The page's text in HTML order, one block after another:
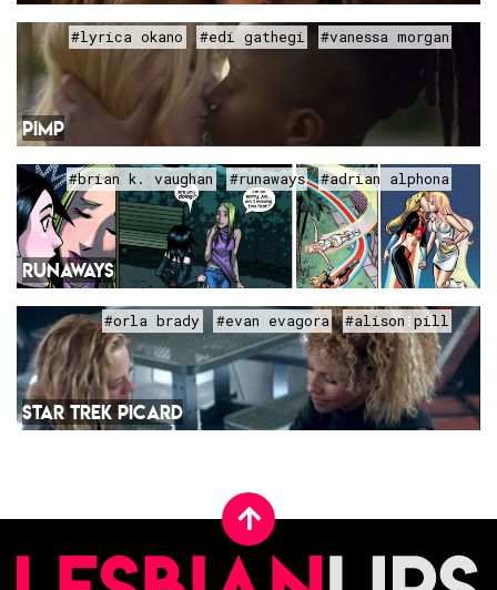
#lyrica okano #edi gathegi #vanessa morgan
PIMP
#brian k. vaughan #runaways #adrian alphona
RUNAWAYS
#orla brady #evan evagora #alison pill
STAR TREK PICARD